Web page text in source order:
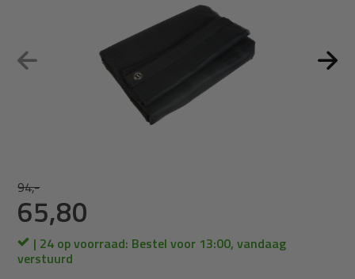
94,-
65,80
| 24 op voorraad: Bestel voor 13:00, vandaag
verstuurd